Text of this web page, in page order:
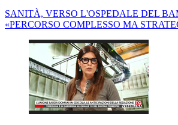
SANITÀ, VERSO L'OSPEDALE DEL
«PERCORSO COMPLESSO MA